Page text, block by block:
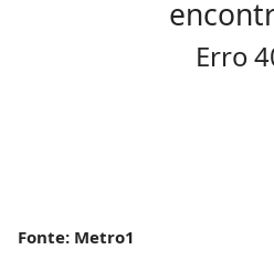
Fonte: Metro1